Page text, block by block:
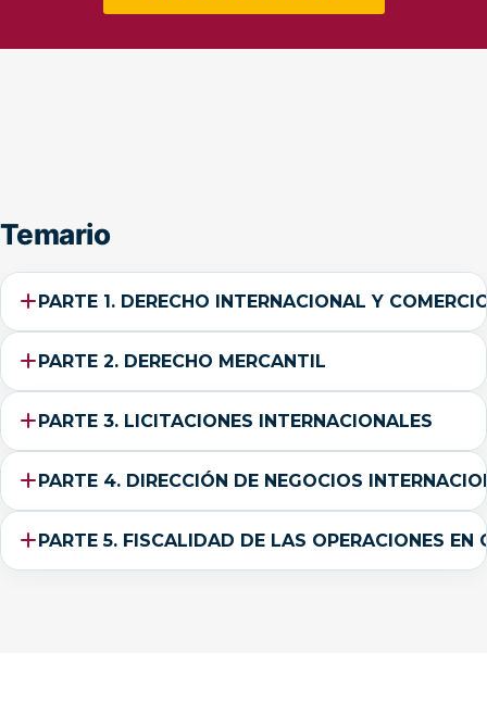
Temario
PARTE 1. DERECHO INTERNACIONAL Y
PARTE 2. DERECHO MERCANTIL
PARTE 3. LICITACIONES INTERNACIONALES
PARTE 4. DIRECCIÓN DE NEGOCIOS
PARTE 5. FISCALIDAD DE LAS OPERACIONES EN